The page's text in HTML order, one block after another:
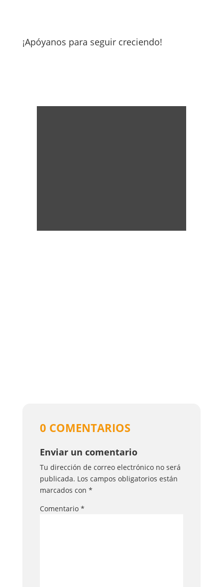
¡Apóyanos para seguir creciendo!
0 COMENTARIOS
Enviar un comentario
Tu dirección de correo electrónico no será
publicada. Los campos obligatorios están
marcados con *
Comentario *